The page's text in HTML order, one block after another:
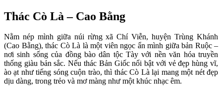
Thác Cò Là – Cao Bằng
Nằm nép mình giữa núi rừng xã Chí Viễn, huyện Trùng Khánh
(Cao Bằng), thác Cò Là là một viên ngọc ẩn mình giữa bản Ruộc –
nơi sinh sống của đồng bào dân tộc Tày với nền văn hóa truyền
thống giàu bản sắc. Nếu thác Bản Giốc nổi bật với vẻ đẹp hùng vĩ,
ào ạt như tiếng sóng cuộn trào, thì thác Cò Là lại mang một nét đẹp
dịu dàng, trong trẻo và mơ màng như một khúc nhạc êm.